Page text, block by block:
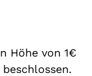
Höhe von 1€